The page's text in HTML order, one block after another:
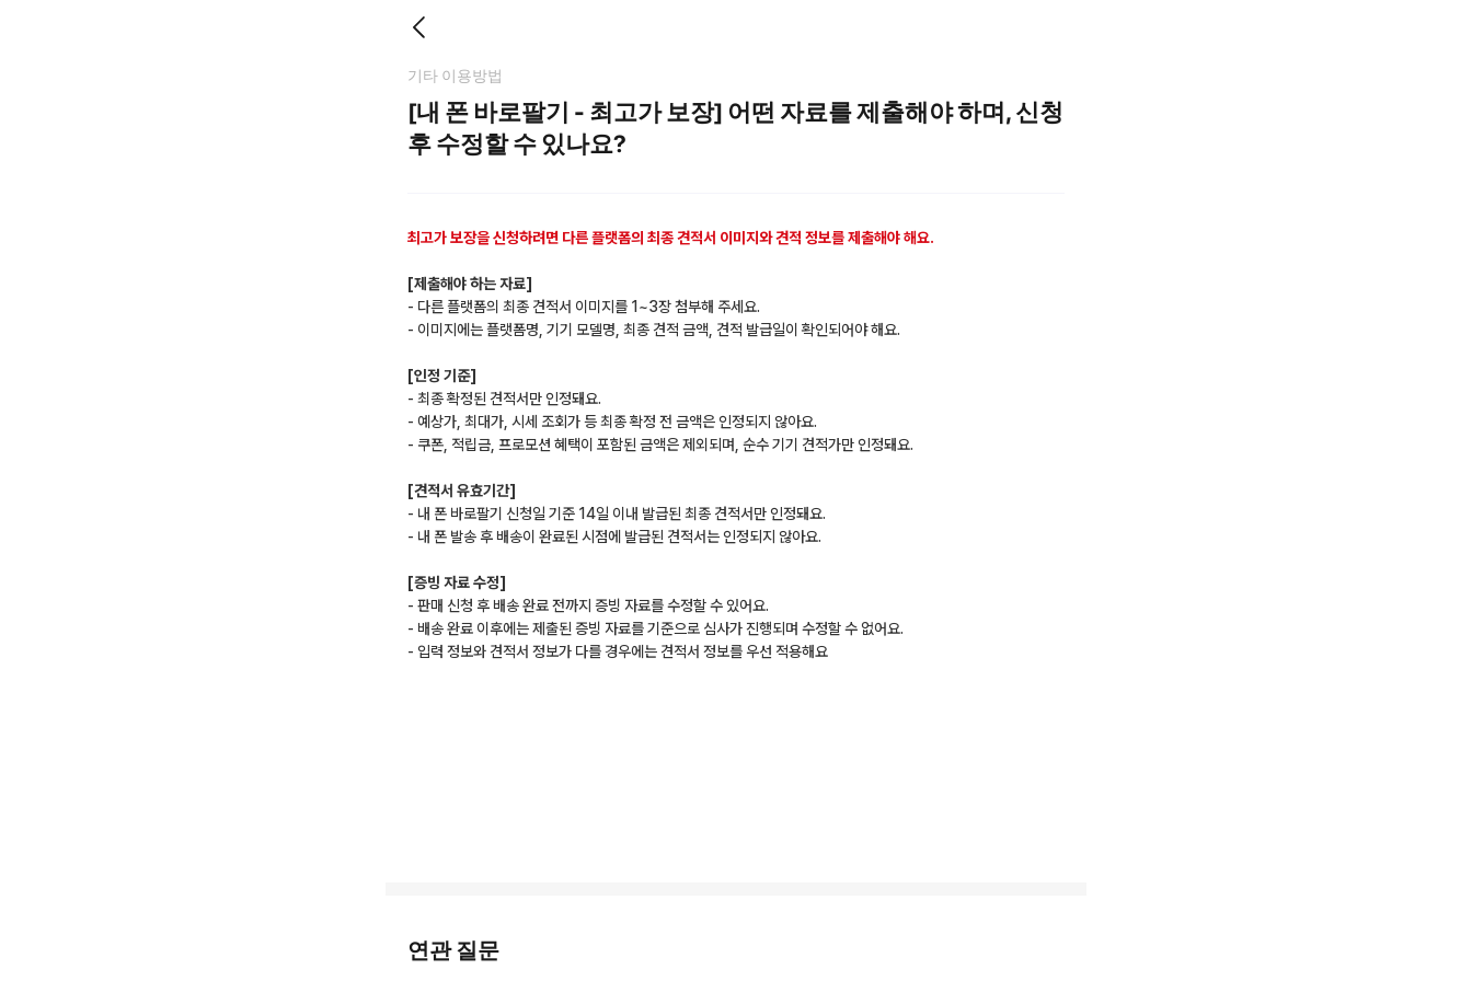
기타 이용방법
[내 폰 바로팔기 - 최고가 보장] 어떤 자료를 제출해야 하며, 신청
후 수정할 수 있나요?
최고가 보장을 신청하려면 다른 플랫폼의 최종 견적서 이미지와 견적 정보를 제출해야 해요.
[제출해야 하는 자료]
- 다른 플랫폼의 최종 견적서 이미지를 1~3장 첨부해 주세요.
- 이미지에는 플랫폼명, 기기 모델명, 최종 견적 금액, 견적 발급일이 확인되어야 해요.
[인정 기준]
- 최종 확정된 견적서만 인정돼요.
- 예상가, 최대가, 시세 조회가 등 최종 확정 전 금액은 인정되지 않아요.
- 쿠폰, 적립금, 프로모션 혜택이 포함된 금액은 제외되며, 순수 기기 견적가만 인정돼요.
[견적서 유효기간]
- 내 폰 바로팔기 신청일 기준 14일 이내 발급된 최종 견적서만 인정돼요.
- 내 폰 발송 후 배송이 완료된 시점에 발급된 견적서는 인정되지 않아요.
[증빙 자료 수정]
- 판매 신청 후 배송 완료 전까지 증빙 자료를 수정할 수 있어요.
- 배송 완료 이후에는 제출된 증빙 자료를 기준으로 심사가 진행되며 수정할 수 없어요.
- 입력 정보와 견적서 정보가 다를 경우에는 견적서 정보를 우선 적용해요
연관 질문